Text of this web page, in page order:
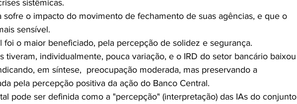
sistêmicas.
sofre o impacto do movimento de fechamento de suas agências, e que o
sensível.
foi o maior beneficiado, pela percepção de solidez e segurança.
tiveram, individualmente, pouca variação, e o IRD do setor bancário baixou
em síntese,  preocupação moderada, mas preservando a
pela percepção positiva da ação do Banco Central.
pode ser definida como a "percepção" (interpretação) das IAs do conjunto